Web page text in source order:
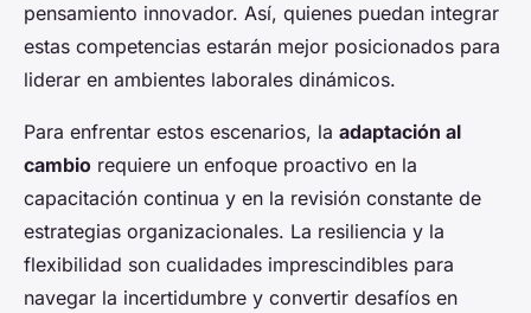
pensamiento innovador. Así, quienes puedan integrar
estas competencias estarán mejor posicionados para
liderar en ambientes laborales dinámicos.
Para enfrentar estos escenarios, la adaptación al
cambio requiere un enfoque proactivo en la
capacitación continua y en la revisión constante de
estrategias organizacionales. La resiliencia y la
flexibilidad son cualidades imprescindibles para
navegar la incertidumbre y convertir desafíos en